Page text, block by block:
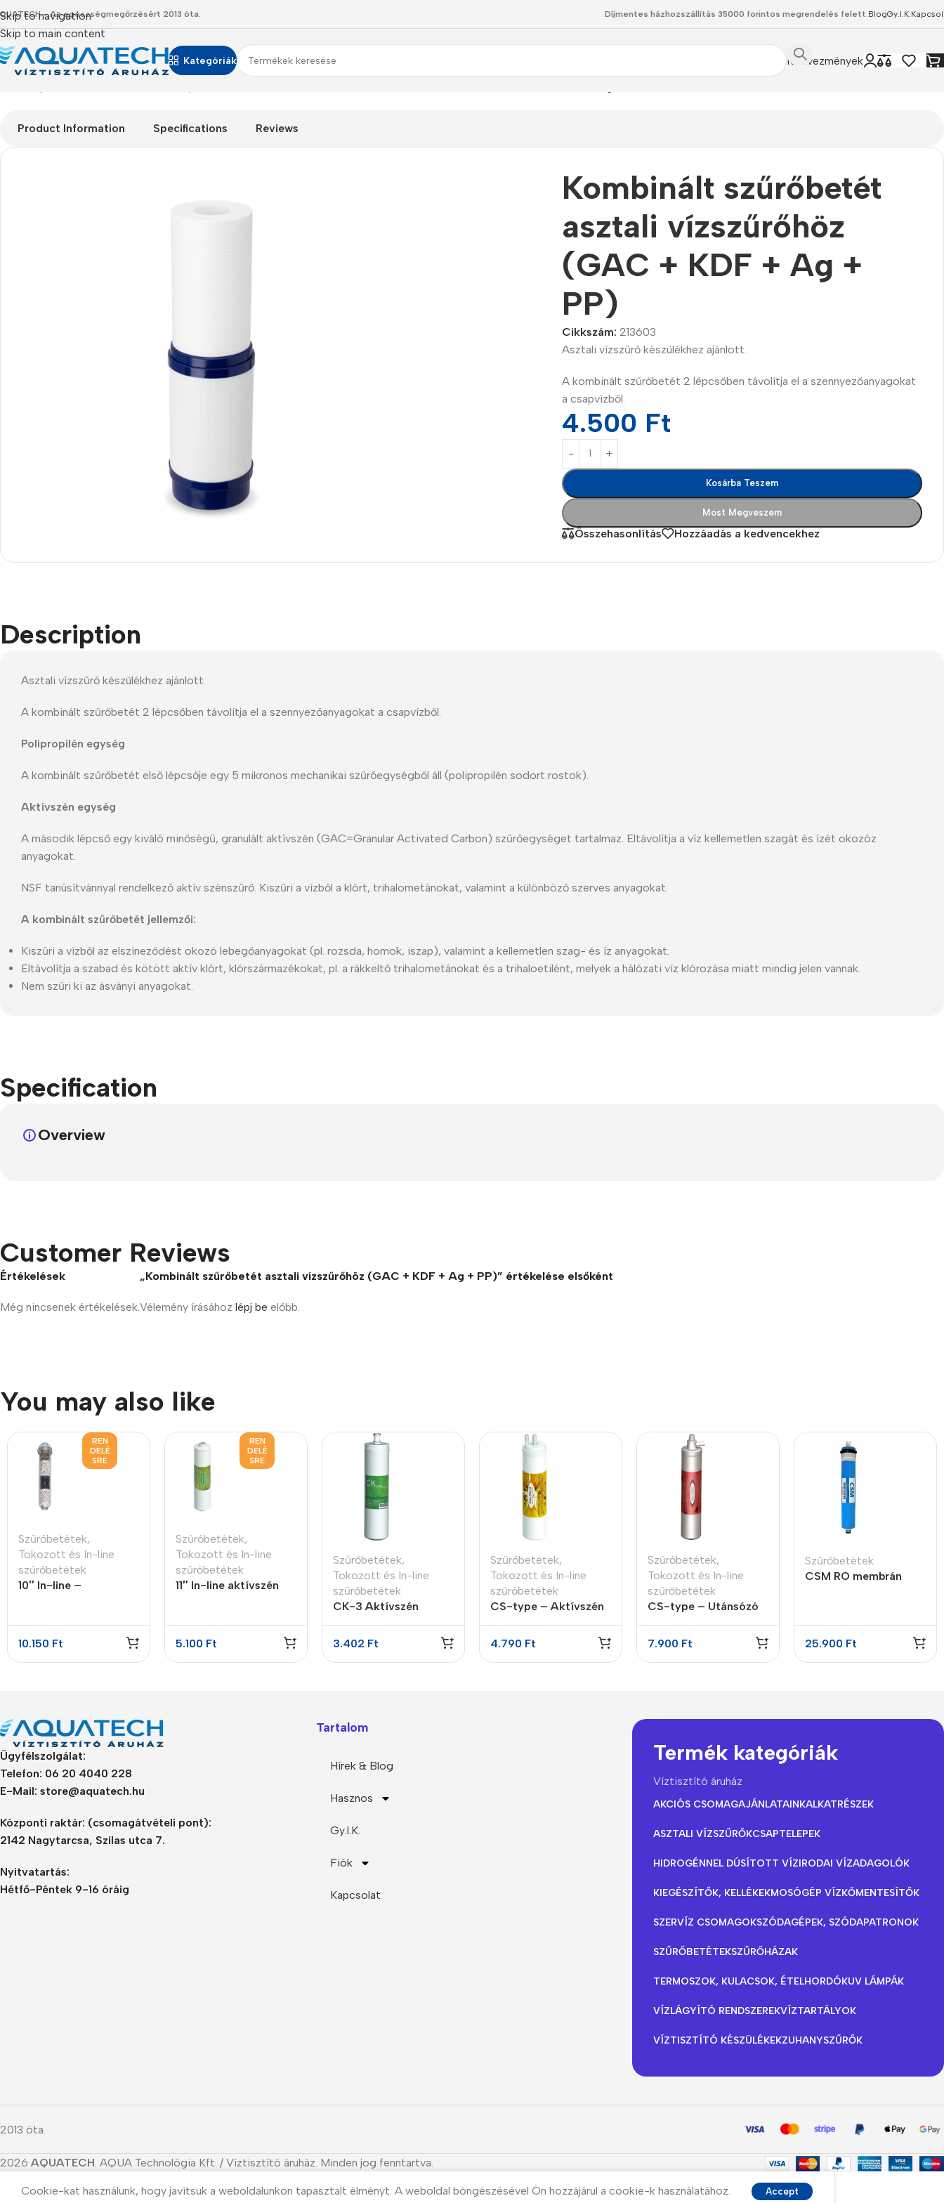
Skip to navigation
Skip to main content
- Az egészségmegőrzésért 2013 óta. Díjmentes házhozszállítás 35000 forintos megrendelés felett.BlogGy.I.K.
Kategóriák
Smartphones
Accessories
Memory cards
Selfie sticks
Cavers-overlays
Headphones
In-ear headphones
Buy Now
Kedvezmények
Product Information Specifications Reviews
Kombinált szűrőbetét
asztali vízszűrőhöz
(GAC + KDF + Ag +
PP)
Cikkszám: 213603
Asztali vízszűrő készülékhez ajánlott.
A kombinált szűrőbetét 2 lépcsőben távolítja el a szennyezőanyagokat
a csapvízből.
4.500 Ft
Kosárba Teszem
Most Megveszem
Összehasonlítás Hozzáadás a kedvencekhez
Description
Asztali vízszűrő készülékhez ajánlott.
A kombinált szűrőbetét 2 lépcsőben távolítja el a szennyezőanyagokat a csapvízből.
Polipropilén egység
A kombinált szűrőbetét első lépcsője egy 5 mikronos mechanikai szűrőegységből áll (polipropilén sodort rostok).
Aktívszén egység
A második lépcső egy kiváló minőségű, granulált aktívszén (GAC=Granular Activated Carbon) szűrőegységet tartalmaz. Eltávolítja a víz kellemetlen szagát és ízét okozóz
anyagokat.
NSF tanúsítvánnyal rendelkező aktív szénszűrő. Kiszűri a vízből a klórt, trihalometánokat, valamint a különböző szerves anyagokat.
A kombinált szűrőbetét jellemzői:
Kiszűri a vízből az elszíneződést okozó lebegőanyagokat (pl. rozsda, homok, iszap), valamint a kellemetlen szag- és íz anyagokat.
Eltávolítja a szabad és kötött aktív klórt, klórszármazékokat, pl. a rákkeltő trihalometánokat és a trihaloetilént, melyek a hálózati víz klórozása miatt mindig jelen vannak.
Nem szűri ki az ásványi anyagokat.
Specification
Overview
Customer Reviews
Értékelések
Még nincsenek értékelések.
„Kombinált szűrőbetét asztali vízszűrőhöz (GAC + KDF + Ag + PP)” értékelése elsőként
Vélemény írásához lépj be előbb.
You may also like
REN
DELÉ
SRE
Szűrőbetétek,
Tokozott és In-line
szűrőbetétek
10″ In-line –
10.150 Ft
REN
DELÉ
SRE
Szűrőbetétek,
Tokozott és In-line
szűrőbetétek
11″ In-line aktívszén
5.100 Ft
Szűrőbetétek,
Tokozott és In-line
szűrőbetétek
CK-3 Aktívszén
3.402 Ft
Szűrőbetétek,
Tokozott és In-line
szűrőbetétek
CS-type – Aktívszén
4.790 Ft
Szűrőbetétek,
Tokozott és In-line
szűrőbetétek
CS-type – Utánsózó
7.900 Ft
Szűrőbetétek
CSM RO membrán
25.900 Ft
Ügyfélszolgálat:
Telefon: 06 20 4040 228
E-Mail: store@aquatech.hu
Központi raktár: (csomagátvételi pont):
2142 Nagytarcsa, Szilas utca 7.
Nyitvatartás:
Hétfő-Péntek 9-16 óráig
Tartalom
Hírek & Blog
Hasznos
Gy.I.K.
Fiók
Kapcsolat
Termék kategóriák
Víztisztító áruház
AKCIÓS CSOMAGAJÁNLATAINKALKATRÉSZEK
ASZTALI VÍZSZŰRŐKCSAPTELEPEK
HIDROGÉNNEL DÚSÍTOTT VÍZIRODAI VÍZADAGOLÓK
KIEGÉSZÍTŐK, KELLÉKEKMOSÓGÉP VÍZKŐMENTESÍTŐK
SZERVÍZ CSOMAGOKSZÓDAGÉPEK, SZÓDAPATRONOK
SZŰRŐBETÉTEKSZŰRŐHÁZAK
TERMOSZOK, KULACSOK, ÉTELHORDÓKUV LÁMPÁK
VÍZLÁGYÍTÓ RENDSZEREKVÍZTARTÁLYOK
VÍZTISZTÍTÓ KÉSZÜLÉKEKZUHANYSZŰRŐK
2013 óta.
2026 AQUATECH. AQUA Technológia Kft. / Víztisztító áruház. Minden jog fenntartva.
Cookie-kat használunk, hogy javítsuk a weboldalunkon tapasztalt élményt. A weboldal böngészésével Ön hozzájárul a cookie-k használatához. Accept